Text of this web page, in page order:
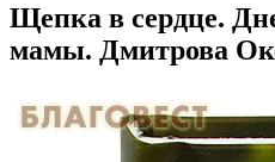
Щепка в сердце.
мамы. Дмитрова